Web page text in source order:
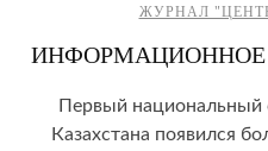
ЖУРНАЛ
ИНФОРМАЦИОННОЕ
Первый национальный
Казахстана появился